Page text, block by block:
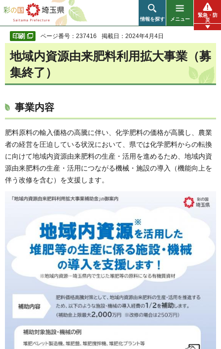
彩の国 埼玉県
情報を探す メニュー
緊急・防
災
ページ番号：237416 掲載日：2024年4月4日
地域内資源由来肥料利用拡大事業（募
集終了）
事業内容
肥料原料の輸入価格の高騰に伴い、化学肥料の価格が高騰し、農業
者の経営を圧迫している状況において、県では化学肥料からの転換
に向けて地域内資源由来肥料の生産・活用を進めるため、地域内資
源由来肥料の生産・活用につながる機械・施設の導入（機能向上を
伴う改修を含む）を支援します。